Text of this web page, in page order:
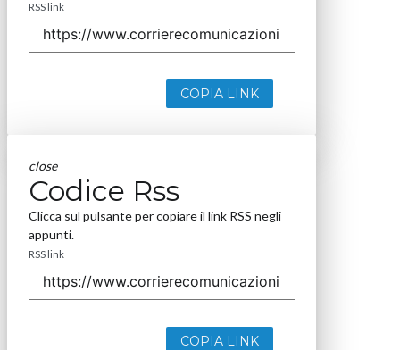
RSS link
COPIA LINK
close
Codice Rss
Clicca sul pulsante per copiare il link RSS negli
appunti.
RSS link
COPIA LINK